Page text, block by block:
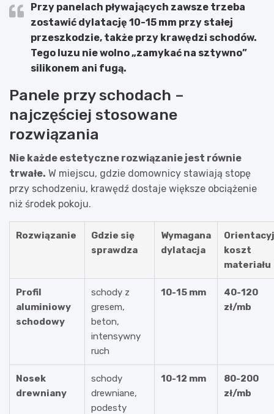
Przy panelach pływających zawsze trzeba
zostawić dylatację 10-15 mm przy stałej
przeszkodzie, także przy krawędzi schodów.
Tego luzu nie wolno „zamykać na sztywno”
silikonem ani fugą.
Panele przy schodach –
najczęściej stosowane
rozwiązania
Nie każde estetyczne rozwiązanie jest równie
trwałe. W miejscu, gdzie domownicy stawiają stopę
przy schodzeniu, krawędź dostaje większe obciążenie
niż środek pokoju.
Rozwiązanie
Gdzie się
sprawdza
Wymagana
dylatacja
koszt
materiału
Profil
aluminiowy
schodowy
schody z
gresem,
beton,
intensywny
ruch
10-15 mm
40-120
zł/mb
Nosek
drewniany
schody
drewniane,
podesty
10-12 mm
80-200
zł/mb